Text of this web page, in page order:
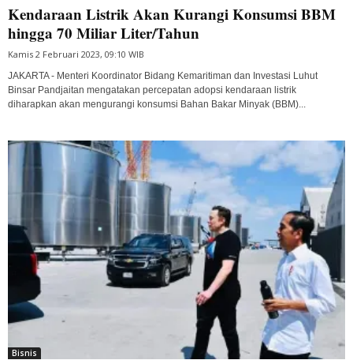
Kendaraan Listrik Akan Kurangi Konsumsi BBM
hingga 70 Miliar Liter/Tahun
Kamis 2 Februari 2023, 09:10 WIB
JAKARTA - Menteri Koordinator Bidang Kemaritiman dan Investasi Luhut
Binsar Pandjaitan mengatakan percepatan adopsi kendaraan listrik
diharapkan akan mengurangi konsumsi Bahan Bakar Minyak (BBM)...
Bisnis